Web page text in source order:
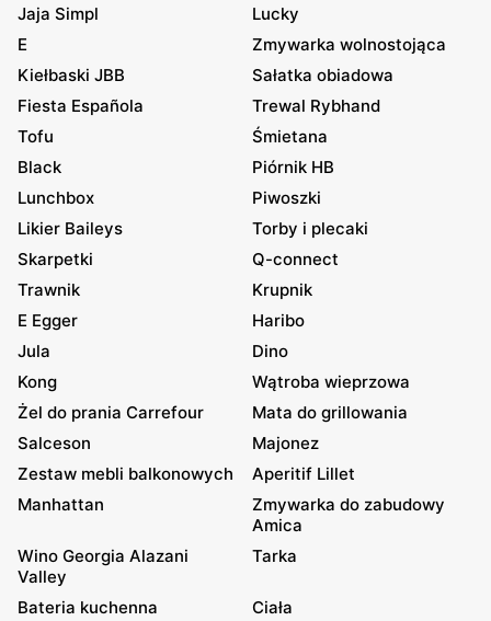
Jaja Simpl
Lucky
E
Zmywarka wolnostojąca
Kiełbaski JBB
Sałatka obiadowa
Fiesta Española
Trewal Rybhand
Tofu
Śmietana
Black
Piórnik HB
Lunchbox
Piwoszki
Likier Baileys
Torby i plecaki
Skarpetki
Q-connect
Trawnik
Krupnik
E Egger
Haribo
Jula
Dino
Kong
Wątroba wieprzowa
Żel do prania Carrefour
Mata do grillowania
Salceson
Majonez
Zestaw mebli balkonowych
Aperitif Lillet
Manhattan
Zmywarka do zabudowy
Amica
Wino Georgia Alazani
Valley
Tarka
Bateria kuchenna Ciała